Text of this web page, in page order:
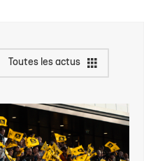
Toutes les actus